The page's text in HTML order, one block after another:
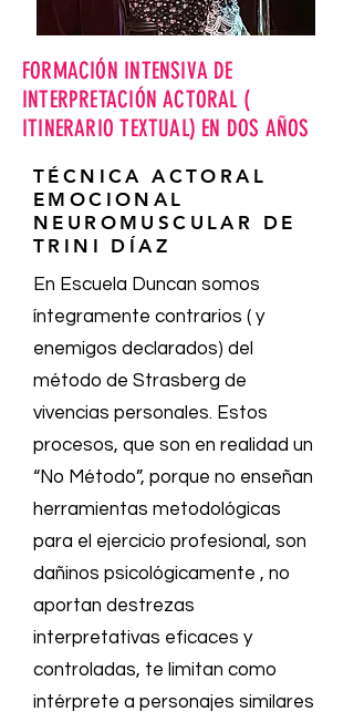
FORMACIÓN INTENSIVA DE
INTERPRETACIÓN ACTORAL (
ITINERARIO TEXTUAL) EN DOS AÑOS
TÉCNICA ACTORAL
EMOCIONAL
NEUROMUSCULAR DE
TRINI DÍAZ
En Escuela Duncan somos
íntegramente contrarios ( y
enemigos declarados) del
método de Strasberg de
vivencias personales. Estos
procesos, que son en realidad un
“No Método”, porque no enseñan
herramientas metodológicas
para el ejercicio profesional, son
dañinos psicológicamente , no
aportan destrezas
interpretativas eficaces y
controladas, te limitan como
intérprete a personajes similares